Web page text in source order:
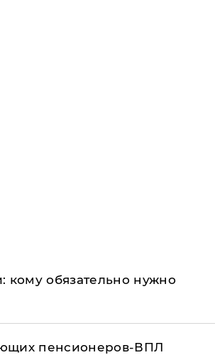
кому обязательно нужно
пенсионеров-ВПЛ